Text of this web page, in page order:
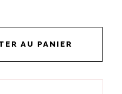
AU PANIER